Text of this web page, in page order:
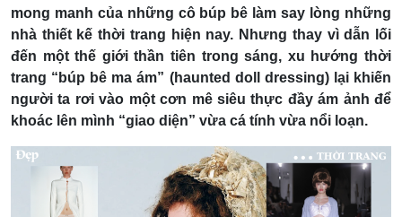
mong manh của những cô búp bê làm say lòng những
nhà thiết kế thời trang hiện nay. Nhưng thay vì dẫn lối
đến một thế giới thần tiên trong sáng, xu hướng thời
trang “búp bê ma ám” (haunted doll dressing) lại khiến
người ta rơi vào một cơn mê siêu thực đầy ám ảnh để
khoác lên mình “giao diện” vừa cá tính vừa nổi loạn.